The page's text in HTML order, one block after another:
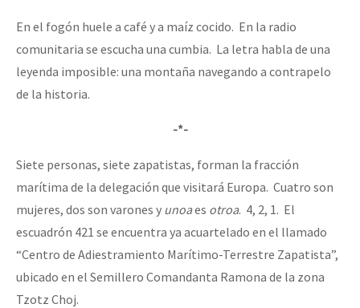
En el fogón huele a café y a maíz cocido. En la radio
comunitaria se escucha una cumbia. La letra habla de una
leyenda imposible: una montaña navegando a contrapelo
de la historia.
-*-
Siete personas, siete zapatistas, forman la fracción
marítima de la delegación que visitará Europa. Cuatro son
mujeres, dos son varones y unoaes otroa. 4, 2, 1. El
escuadrón 421 se encuentra ya acuartelado en el llamado
“Centro de Adiestramiento Marítimo-Terrestre Zapatista”,
ubicado en el Semillero Comandanta Ramona de la zona
Tzotz Choj.